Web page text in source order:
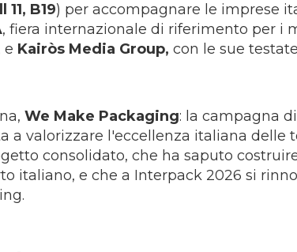
11, B19) per accompagnare le imprese
, fiera internazionale di riferimento per i
e Kairòs Media Group, con le sue testate
We Make Packaging: la campagna di
a valorizzare l'eccellenza italiana delle
consolidato, che ha saputo
italiano, e che a Interpack 2026 si